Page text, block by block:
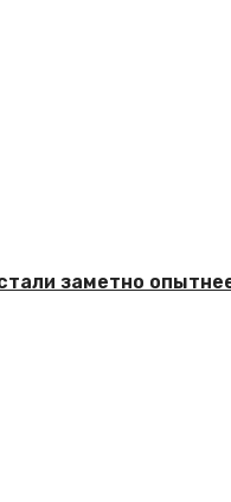
заметно